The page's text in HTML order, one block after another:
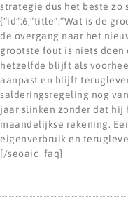
strategie dus het beste zo
{“id”:6,”title”:”Wat is de
de overgang naar het
grootste fout is niets
hetzelfde blijft als
aanpast en blijft
salderingsregeling nog
jaar slinken zonder dat
maandelijkse rekening.
eigenverbruik en
[/seoaic_faq]